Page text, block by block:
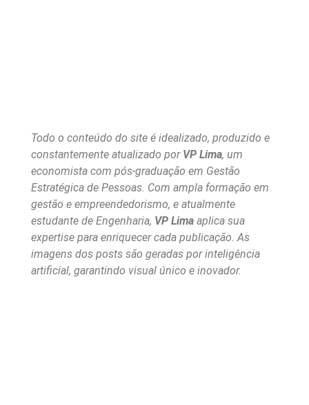
Todo o conteúdo do site é idealizado, produzido e
constantemente atualizado por VP Lima, um
economista com pós-graduação em Gestão
Estratégica de Pessoas. Com ampla formação em
gestão e empreendedorismo, e atualmente
estudante de Engenharia, VP Lima aplica sua
expertise para enriquecer cada publicação. As
imagens dos posts são geradas por inteligência
artificial, garantindo visual único e inovador.